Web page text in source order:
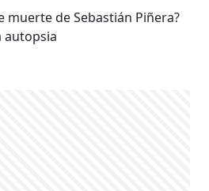
muerte de Sebastián Piñera?
autopsia